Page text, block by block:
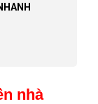
nhà